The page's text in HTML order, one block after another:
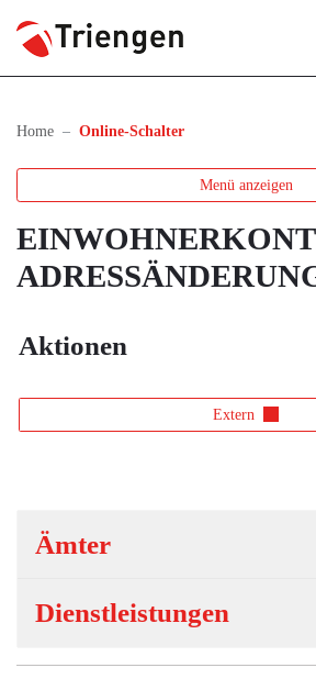
Triengen
Home Online-Schalter(ausgewählt)
Menü anzeigen
Aktionen
Extern
Ämter
Dienstleistungen